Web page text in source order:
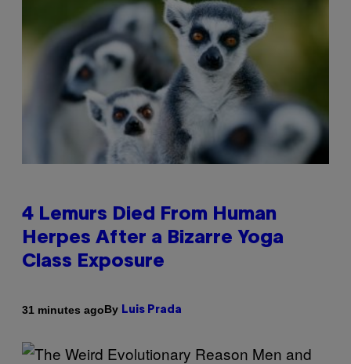
4 Lemurs Died From Human
Herpes After a Bizarre Yoga
Class Exposure
31 minutes agoBy Luis Prada